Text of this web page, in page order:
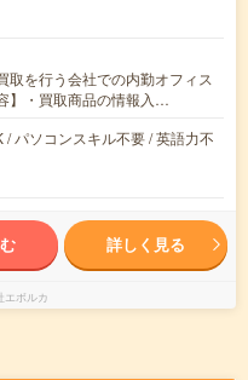
取を行う会社での内勤オフィス
】・買取商品の情報入…
パソコンスキル不要 / 英語力不
詳しく見る
エボルカ